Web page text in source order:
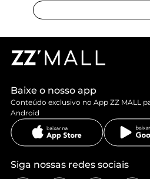
Baixe o nosso app
Conteúdo exclusivo no App ZZ MALL
Android
Siga nossas redes sociais